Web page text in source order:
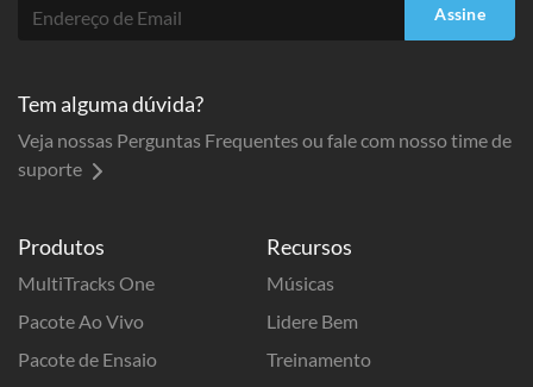
Produtos
MultiTracks One
Pacote Ao Vivo
Pacote de Ensaio
Recursos
Músicas
Lidere Bem
Treinamento
Assine
Tem alguma dúvida?
Veja nossas Perguntas Frequentes ou fale com nosso time de
suporte